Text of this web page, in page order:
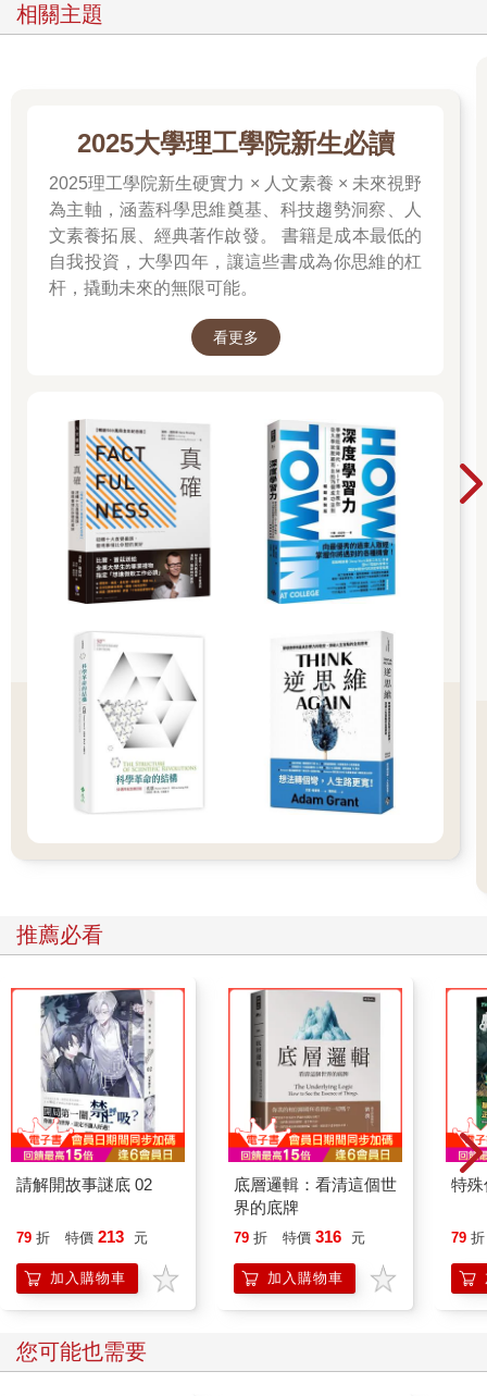
父親雖然學歷不高，但非常負責。在工廠裡，他不僅是管理者，
更像是工人們的大哥。
們，桌上擺滿了切好的滷味，大家大口喝著啤酒、大聲聊天。他
們談論著工作的辛苦，談論著未來的希望。假日的時候，這群工
人也常來家裡串門子。
父親就把這群工人當作最好的朋友，工作在一起，生活也混在一
起。年幼的我穿梭在大人之間，仰望著父親豪爽的笑容。在他身
上，我看見基層勞動者的辛勞，以及一種江湖般的義氣與尊重。
那是父親教給我的第一堂課：人的價值不在於職位高低，而在於
你是否把別人當「人」看。
門聲響起。
赤腳翻牆的「黑帶」班長
在那個巨大的變故發生之前，我的童年其實並非全無煩惱。
但我唯二的煩惱，現在想起來都帶著一種甜味：一個是因為經常
偷跑出去玩、回家被父母毒打；另一個則是從小就罹患的嚴重氣
喘，有時嚴重到晚上根本無法入睡，天一亮媽媽就得揹著我去醫
為了改善我的氣喘，爸媽在我三年級時送我去學跆拳道。這項決
定不僅改善了我的體質，更意外點滿了我的「戰鬥技能」。
那時的我，幾乎每次月考都是全班第一名，但我其實不喜歡跟所
謂的「好學生」混在一起。我覺得他們太計較分數，太難相處。
我的死黨們，全是考試名次倒數的同學。跟他們在一起，我感到
輕鬆自在、無拘無束。
我們玩得瘋狂，為了怕媽媽聽到我偷跑出門的聲音，我不敢開正
依然樂此不疲。那時我非常羨慕我的死黨們，他們從來不會因為
「出去玩」而挨揍，只有在發成績單那天會被打，而我卻是為了
從小學一年級一路當班長到畢業的我就是個孩子王，在班上有兩
個任務：對內，協助老師維持秩序；對外，就是當班上同學被欺
負時，揪齊兄弟去討回公道。隨著跆拳道練到了黑帶，我在「執
行任務」時更是如虎添翼。代價就是，媽媽經常得來學校向被我
揍的同學家長道歉，然後把我拖回家再打一頓。
那時的大豐國小旁還是一片稻田，我家出去也就是一片田（現在
的二十張路靠近中正路一帶）。日子雖然偶有皮肉痛，但心靈是
富足的。假日姊姊練鋼琴，爸爸帶我們回汐止老家探親，一切看
似穩固而美好。
相關主題
2025大學理工學院新生必讀
2025理工學院新生硬實力 × 人文素養 × 未來視野
為主軸，涵蓋科學思維奠基、科技趨勢洞察、人
文素養拓展、經典著作啟發。 書籍是成本最低的
自我投資，大學四年，讓這些書成為你思維的杠
杆，撬動未來的無限可能。
看更多
推薦必看
請解開故事謎底 02
79 折 特價 213 元
加入購物車
底層邏輯：看清這個世
界的底牌
79 折 特價 316 元
加入購物車
特
79 折
您可能也需要